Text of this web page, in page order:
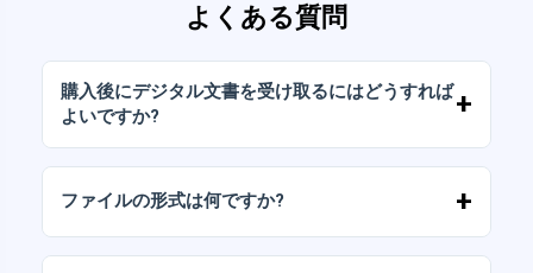
よくある質問
購入後にデジタル文書を受け取るにはどうすれば
よいですか?
イルをダウンロードできます。
ファイルの形式は何ですか?